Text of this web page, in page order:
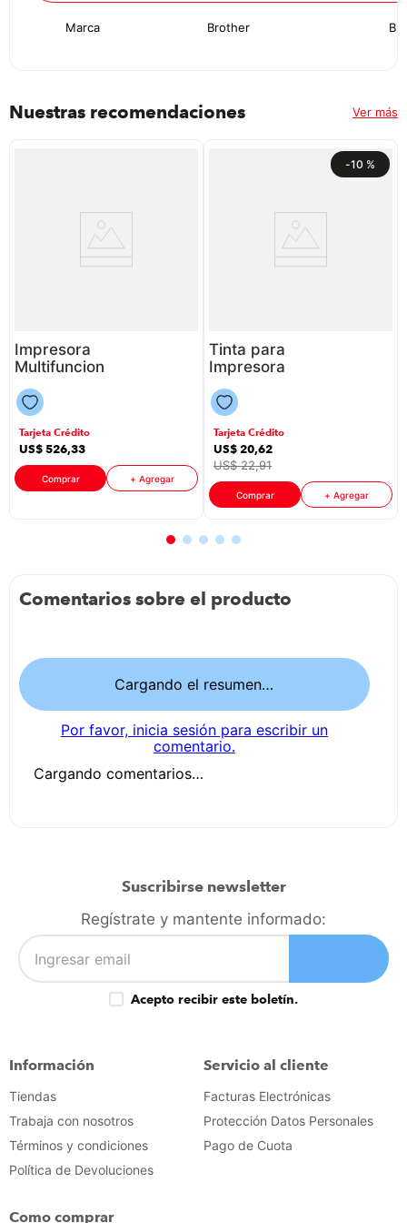
Marca Brother
Nuestras recomendaciones Ver más
Impresora
Multifuncion
Epson L5590
P8826 | Wifi
Adf Tinta
Continua
Color Negro
Tarjeta Crédito
US$526,33
Comprar + Agregar
-10 %
Tinta para
Impresora
Epson 534
P8922 | Color
Negro
Tarjeta Crédito
US$20,62
US$ 22,91
Comprar + Agregar
Comentarios sobre el producto
Cargando el resumen…
Por favor, inicia sesión para escribir un
comentario.
Cargando comentarios…
Suscribirse newsletter
Regístrate y mantente informado:
Acepto recibir este boletín.
Información
Tiendas
Trabaja con nosotros
Términos y condiciones
Política de Devoluciones
Servicio al cliente
Facturas Electrónicas
Protección Datos Personales
Pago de Cuota
Como comprar